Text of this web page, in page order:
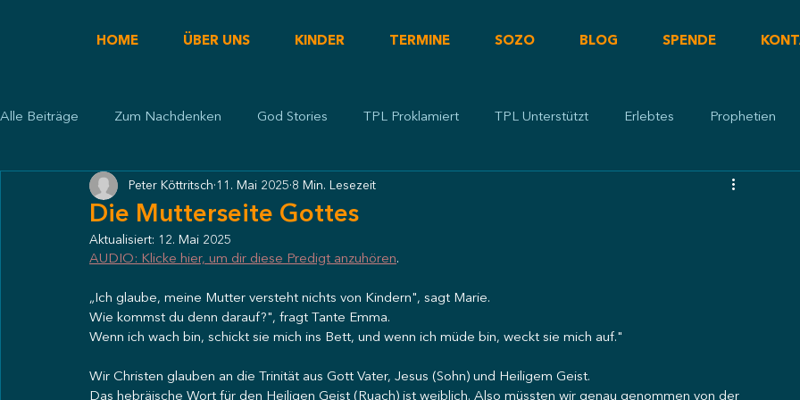
HOME ÜBER UNS KINDER TERMINE SOZO BLOG SPENDE
Alle Beiträge Zum Nachdenken God Stories TPL Proklamiert TPL Unterstützt Erlebtes Prophetien
Die Mutterseite Gottes
Peter Köttritsch 11. Mai 2025 8 Min. Lesezeit
Aktualisiert: 12. Mai 2025
AUDIO: Klicke hier, um dir diese Predigt anzuhören.
„Ich glaube, meine Mutter versteht nichts von Kindern", sagt Marie.
Wie kommst du denn darauf?", fragt Tante Emma.
Wenn ich wach bin, schickt sie mich ins Bett, und wenn ich müde bin, weckt sie mich auf."
Wir Christen glauben an die Trinität aus Gott Vater, Jesus (Sohn) und Heiligem Geist.
Das hebräische Wort für den Heiligen Geist (Ruach) ist weiblich. Also müssten wir genau genommen von der